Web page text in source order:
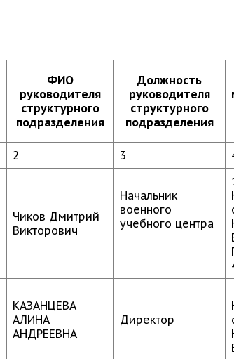
ФИО
руководителя
структурного
подразделения
Должность
руководителя
структурного
подразделения
2 3
Чиков Дмитрий
Викторович
Начальник
военного
учебного центра
КАЗАНЦЕВА
АЛИНА
АНДРЕЕВНА
Директор